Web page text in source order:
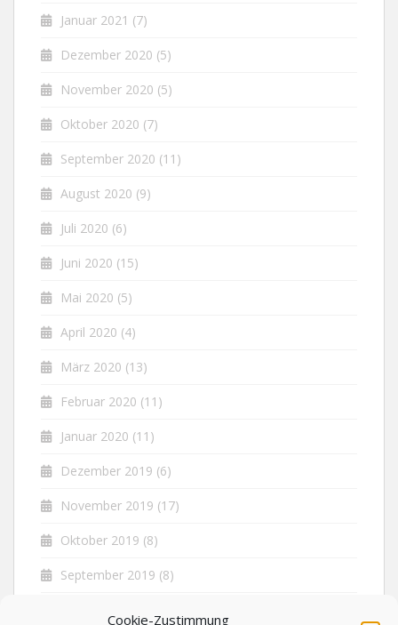
Cookie-Zustimmung
Januar 2021 (7)
Dezember 2020 (5)
November 2020 (5)
Oktober 2020 (7)
September 2020 (11)
August 2020 (9)
Juli 2020 (6)
Juni 2020 (15)
Mai 2020 (5)
April 2020 (4)
März 2020 (13)
Februar 2020 (11)
Januar 2020 (11)
Dezember 2019 (6)
November 2019 (17)
Oktober 2019 (8)
September 2019 (8)